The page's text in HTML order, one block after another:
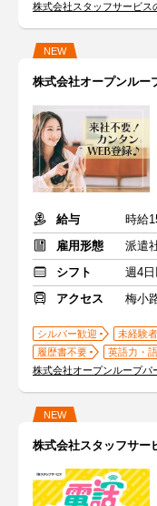
株式会社スタッフサービス
NEW
株式会社オープンルー
給与
時給
雇用形態
派遣
シフト
週4
アクセス
梅小
シルバー歓迎 未経験
履歴書不要
英語力・
株式会社オープンループパ
NEW
株式会社スタッフサー